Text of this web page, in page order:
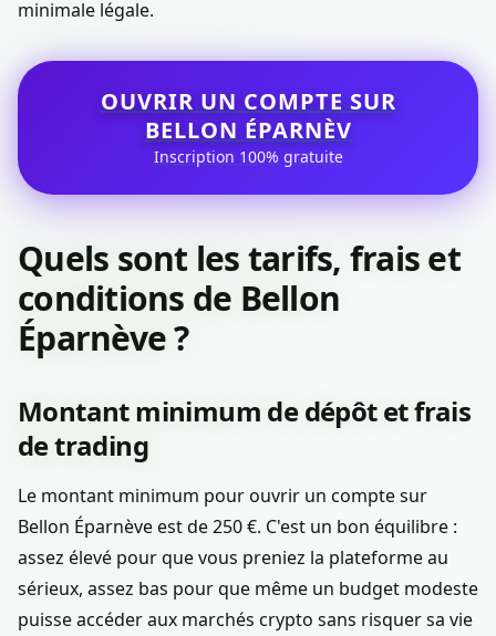
minimale légale.
OUVRIR UN COMPTE SUR
BELLON ÉPARNÈV
Inscription 100% gratuite
Quels sont les tarifs, frais et
conditions de Bellon
Éparnève ?
Montant minimum de dépôt et frais
de trading
Le montant minimum pour ouvrir un compte sur
Bellon Éparnève est de 250 €. C'est un bon équilibre :
assez élevé pour que vous preniez la plateforme au
sérieux, assez bas pour que même un budget modeste
puisse accéder aux marchés crypto sans risquer sa vie